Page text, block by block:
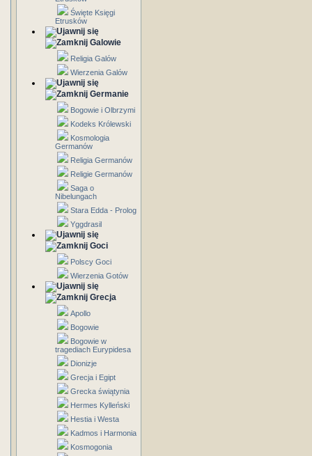
Święte Księgi
Etrusków
Galowie
Religia Galów
Wierzenia Galów
Germanie
Bogowie i Olbrzymi
Kodeks Królewski
Kosmologia
Germanów
Religia Germanów
Religie Germanów
Saga o
Nibelungach
Stara Edda - Prolog
Yggdrasil
Goci
Polscy Goci
Wierzenia Gotów
Grecja
Apollo
Bogowie
Bogowie w
tragediach Eurypidesa
Dionizje
Grecja i Egipt
Grecka świątynia
Hermes Kylleński
Hestia i Westa
Kadmos i Harmonia
Kosmogonia